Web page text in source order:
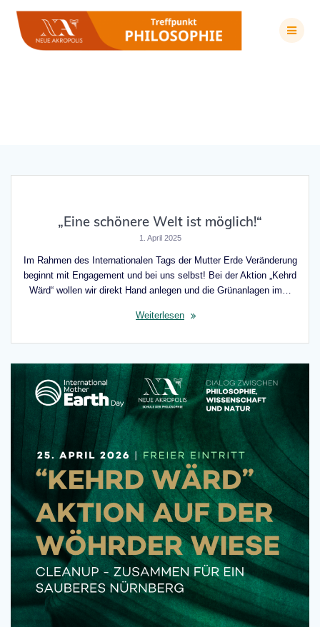
Inhalt
springen
„Eine schönere Welt ist möglich!“
1. April 2025
Im Rahmen des Internationalen Tags der Mutter Erde Veränderung
beginnt mit Engagement und bei uns selbst! Bei der Aktion „Kehrd
Wärd“ wollen wir direkt Hand anlegen und die Grünanlagen im…
Weiterlesen